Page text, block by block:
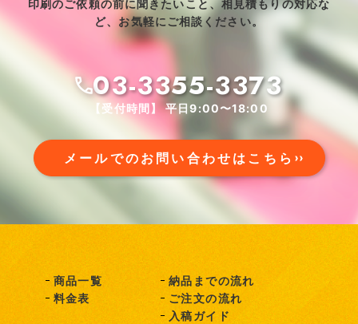
印刷のご依頼の前に聞きたいこと、相見積もりの対応な
ど、お気軽にご相談ください。
03-3355-3373
【受付時間】 平日9:00〜18:00
メールでのお問い合わせはこちら
商品一覧
料金表
納品までの流れ
ご注文の流れ
入稿ガイド